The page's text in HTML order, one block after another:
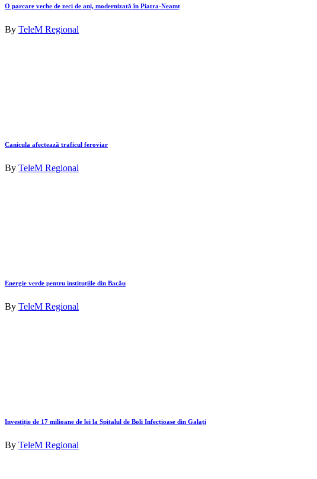
O parcare veche de zeci de ani, modernizată în Piatra-Neamț
By TeleM Regional
Canicula afectează traficul feroviar
By TeleM Regional
Energie verde pentru instituțiile din Bacău
By TeleM Regional
Investiție de 17 milioane de lei la Spitalul de Boli Infecțioase din Galați
By TeleM Regional